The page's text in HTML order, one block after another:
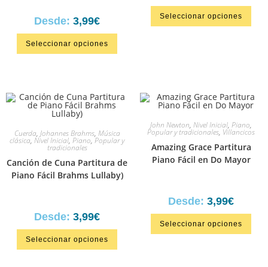
Desde: 3,99€
Seleccionar opciones
Seleccionar opciones
Cuerda, Johannes Brahms, Música
clásica, Nivel Inicial, Piano,Popular y
tradicionales
Canción de Cuna Partitura de
Piano Fácil Brahms Lullaby)
Desde: 3,99€
Seleccionar opciones
John Newton, Nivel Inicial, Piano,
Popular y tradicionales, Villancicos
Amazing Grace Partitura
Piano Fácil en Do Mayor
Desde: 3,99€
Seleccionar opciones